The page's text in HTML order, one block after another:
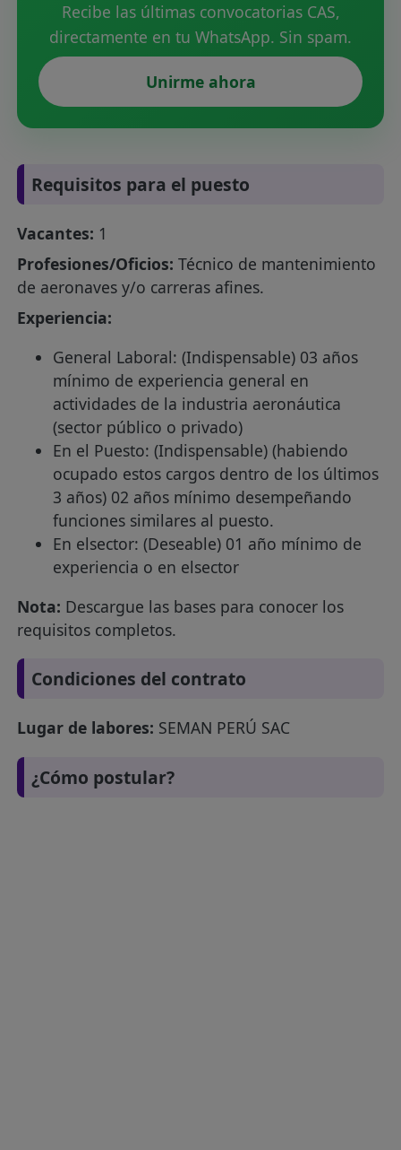
Recibe las últimas convocatorias CAS,
directamente en tu WhatsApp. Sin spam.
Unirme ahora
Requisitos para el puesto
Vacantes: 1
Profesiones/Oficios: Técnico de mantenimiento
de aeronaves y/o carreras afines.
Experiencia:
General Laboral: (Indispensable) 03 años
mínimo de experiencia general en
actividades de la industria aeronáutica
(sector público o privado)
En el Puesto: (Indispensable) (habiendo
ocupado estos cargos dentro de los últimos
3 años) 02 años mínimo desempeñando
funciones similares al puesto.
En elsector: (Deseable) 01 año mínimo de
experiencia o en elsector
Nota: Descargue las bases para conocer los
requisitos completos.
Condiciones del contrato
Lugar de labores: SEMAN PERÚ SAC
¿Cómo postular?